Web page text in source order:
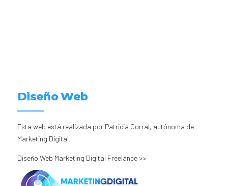
Diseño Web
Esta web está realizada por Patricia Corral, autónoma de
Marketing Digital.
Diseño Web Marketing Digital Freelance >>